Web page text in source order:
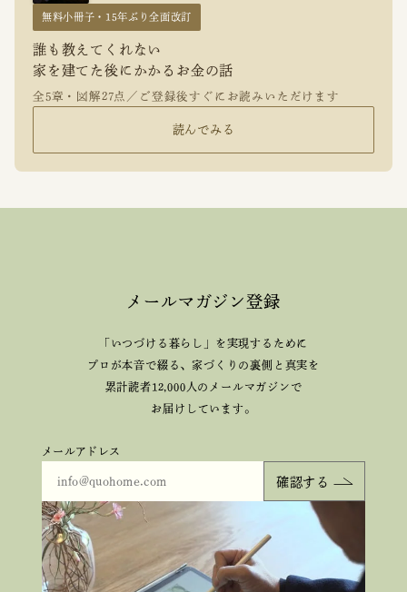
無料小冊子・15年ぶり全面改訂
誰も教えてくれない
家を建てた後にかかるお金の話
全5章・図解27点／ご登録後すぐにお読みいただけます
読んでみる
メールマガジン登録
「いつづける暮らし」を実現するために
プロが本音で綴る、家づくりの裏側と真実を
累計読者12,000人のメールマガジンで
お届けしています。
メールアドレス